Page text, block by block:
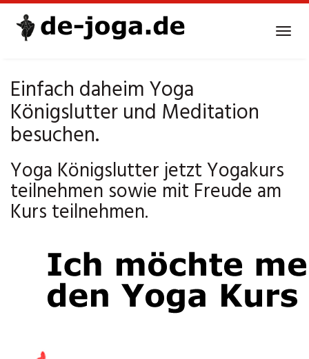
Einfach daheim Yoga
Königslutter und Meditation
besuchen.
Yoga Königslutter jetzt Yogakurs
teilnehmen sowie mit Freude am
Kurs teilnehmen.